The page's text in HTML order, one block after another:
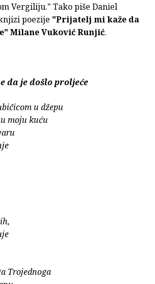
Vergiliju." Tako piše Daniel
poezije "Prijatelj mi kaže da
Milane Vuković Runjić.
da je došlo proljeće
u džepu
moju kuću
Trojednoga